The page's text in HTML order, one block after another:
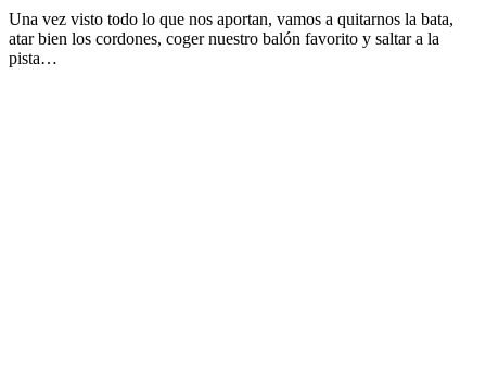
Una vez visto todo lo que nos aportan, vamos a quitarnos la bata,
atar bien los cordones, coger nuestro balón favorito y saltar a la
pista…